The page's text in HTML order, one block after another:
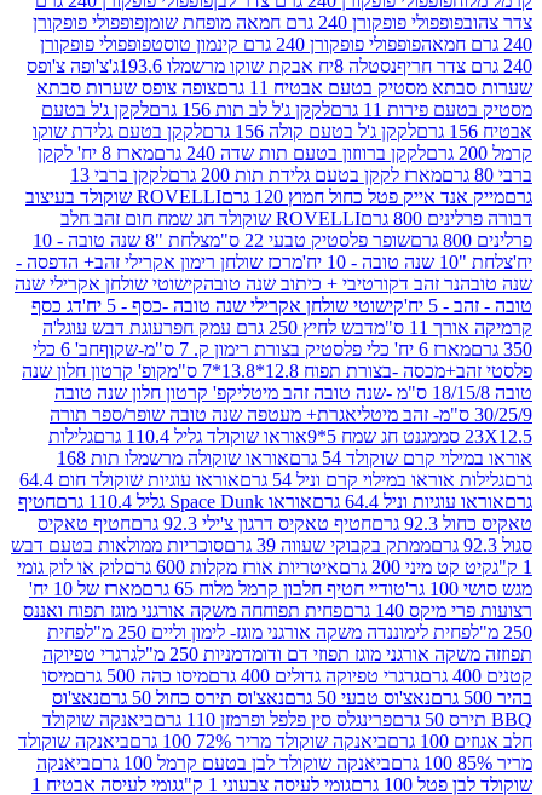
פופקורן 240 גרם חמאה מופחת שומן
פופפולי פופקורן
פופפולי פופקורן 240 גרם קינמון טוסט
פופפולי פופקורן
נסטלה 8יח אבקת שוקו מרשמלו 193.6ג'
צ'ופה צ'ופס
מסטיק בטעם אבטיח 11 גרם
צופה צופס שערות סבתא
11 גרם
לקקן ג'ל לב תות 156 גרם
לקקן ג'ל בטעם
לקקן ג'ל בטעם קולה 156 גרם
לקקן בטעם גלידת שוקו
לקקן ברווזון בטעם תות שדה 240 גרם
מארז 8 יח' לקקן
מארז לקקן בטעם גלידת תות 200 גרם
לקקן ברבי 13
אייק פטל כחול חמוץ 120 גרם
ROVELLI שוקולד בעיצוב
גרם
ROVELLI שוקולד חג שמח חום זהב חלב
שופר פלסטיק טבעי 22 ס"מ
צלחת "8 שנה טובה - 10
מרכז שולחן רימון אקרילי זהב+ הדפסה -
זהב דקורטיבי + כיתוב שנה טובהקישוטי שולחן אקרילי שנה
קישוטי שולחן אקרילי שנה טובה -כסף - 5 יח'
דג כסף
ס"מ
דבש לחיץ 250 גרם עמק חפר
עוגת דבש עוגל'ה
בצורת רימון ק. 7 ס"מ-שקוף
חב' 6 כלי
-בצורת תפוח 12.8*13.8*7 ס"מ
קופ' קרטון חלון שנה
קפ' קרטון חלון שנה טובה
אגרת+ מעטפה שנה טובה שופר/ספר תורה
מגנט חג שמח 5*9
אוראו שוקולד גליל 110.4 גרם
גלילות
קרם שוקולד 54 גרם
אוראו שוקולה מרשמלו תות 168
במילוי קרם וניל 54 גרם
אוראו עוגיות שוקולד חום 64.4
וניל 64.4 גרם
אוראו Space Dunk גליל 110.4 גרם
חטיף
חטיף טאקיס דרגון צ'ילי 92.3 גרם
חטיף טאקיס
ממתק בקבוקי שעווה 39 גרם
סוכריות ממולאות בטעם דבש
200 גרם
איטריות אורז מקלות 600 גרם
לוק או לוק גומי
טודיי חטיף חלבון קרמל מלוח 65 גרם
מארז של 10 יח'
140 גרם
פחית תפוחחה משקה אורגני מוגז תפוח ואננס
לימוננדה משקה אורגני מוגז- לימון וליים 250 מ"ל
פחית
מוגז תפוזי דם ודומדמניות 250 מ"ל
גרגרי טפיוקה
גרגרי טפיוקה גדולים 400 גרם
מיסו כהה 500 גרם
מיסו
נאצ'וס טבעי 50 גרם
נאצ'וס תירס כחול 50 גרם
נאצ'וס
פרינגלס סין פלפל ופרמזן 110 גרם
ביאנקה שוקולד
ביאנקה שוקולד מריר 72% 100 גרם
ביאנקה שוקולד
ביאנקה שוקולד לבן בטעם קרמל 100 גרם
ביאנקה
גרם
גומי לעיסה צבעוני 1 ק"ג גומי לעיסה אבטיח 1